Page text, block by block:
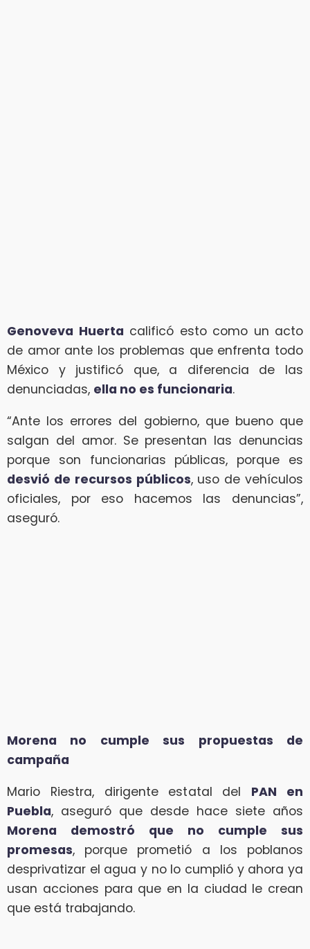
Genoveva Huerta calificó esto como un acto
de amor ante los problemas que enfrenta todo
México y justificó que, a diferencia de las
denunciadas, ella no es funcionaria.
“Ante los errores del gobierno, que bueno que
salgan del amor. Se presentan las denuncias
porque son funcionarias públicas, porque es
desvió de recursos públicos, uso de vehículos
oficiales, por eso hacemos las denuncias”,
aseguró.
Morena no cumple sus propuestas de
campaña
Mario Riestra, dirigente estatal del PAN en
Puebla, aseguró que desde hace siete años
Morena demostró que no cumple sus
promesas, porque prometió a los poblanos
desprivatizar el agua y no lo cumplió y ahora ya
usan acciones para que en la ciudad le crean
que está trabajando.